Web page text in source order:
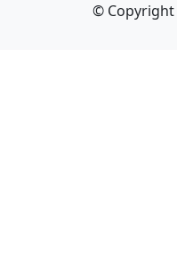
© Copyright